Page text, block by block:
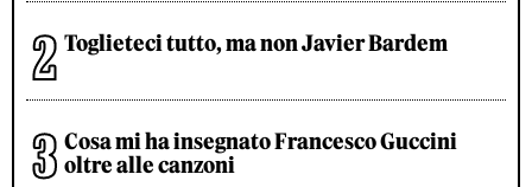
Toglieteci tutto, ma non Javier Bardem
Cosa mi ha insegnato Francesco Guccini
oltre alle canzoni